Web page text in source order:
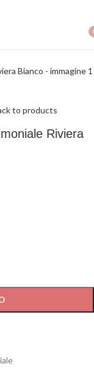
to products
Riviera